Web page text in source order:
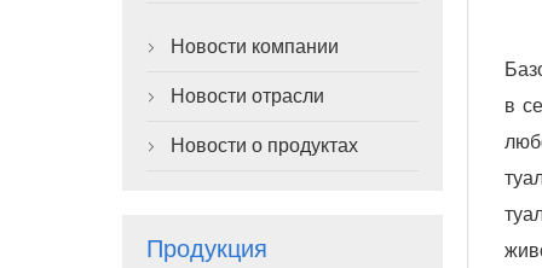
 Новости компании
 Новости отрасли
 Новости о продуктах
Продукция
в